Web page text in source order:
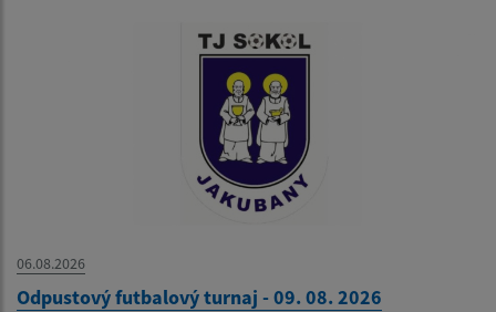
06.08.2026
Odpustový futbalový turnaj - 09. 08. 2026